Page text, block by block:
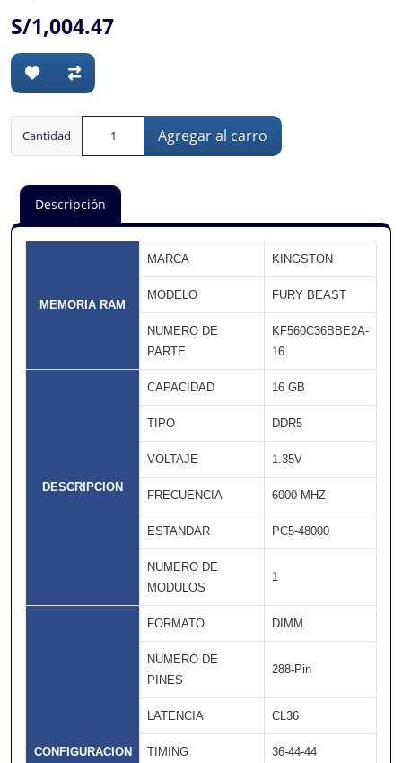
S/1,004.47
Cantidad Agregar al carro
Descripción
MEMORIA RAM
MARCA KINGSTON
MODELO FURY BEAST
NUMERO DE
PARTE
KF560C36BBE2A-
16
DESCRIPCION
CAPACIDAD 16 GB
TIPO DDR5
VOLTAJE 1.35V
FRECUENCIA 6000 MHZ
ESTANDAR PC5-48000
NUMERO DE
MODULOS
1
CONFIGURACION
FORMATO DIMM
NUMERO DE
PINES
288-Pin
LATENCIA CL36
TIMING 36-44-44